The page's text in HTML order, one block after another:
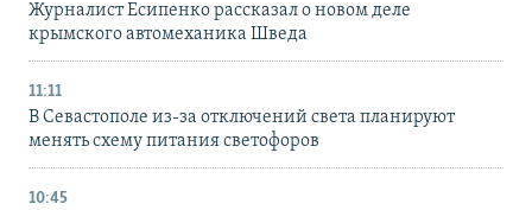
Журналист Есипенко рассказал о новом деле
крымского автомеханика Шведа
11:11
В Севастополе из-за отключений света планируют
менять схему питания светофоров
10:45